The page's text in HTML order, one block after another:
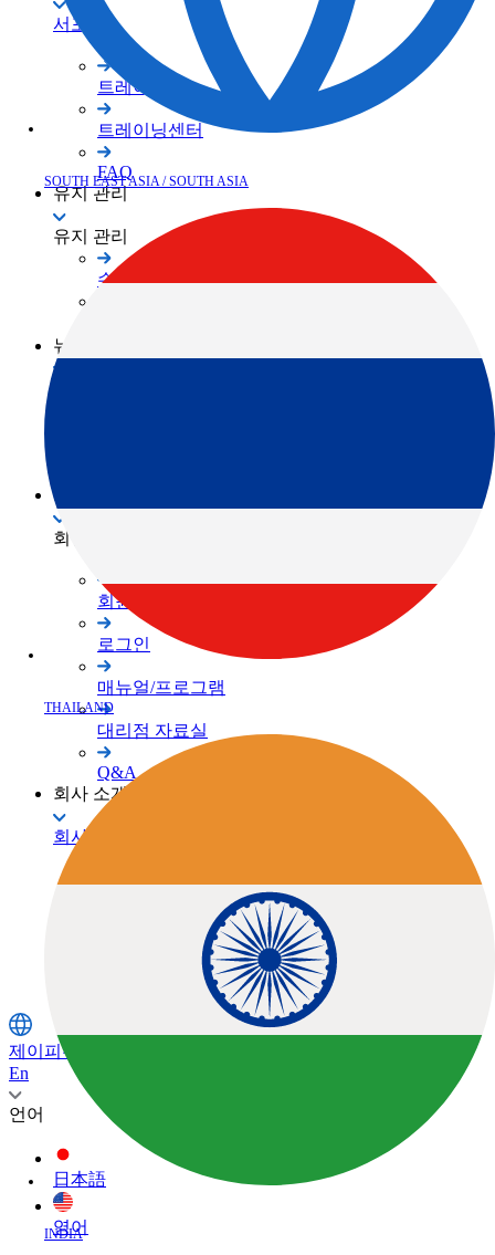
서포트
트레이닝
트레이닝센터
FAQ
유지 관리
유지 관리
수리/유지보수
뉴스
회원 사이트
회원 사이트
회원가입
로그인
매뉴얼/프로그램
대리점 자료실
Q&A
회사 소개
회사 소개
제이피주식회사
En
언어
日本語
영어
SOUTH EAST ASIA / SOUTH ASIA
THAILAND
INDIA